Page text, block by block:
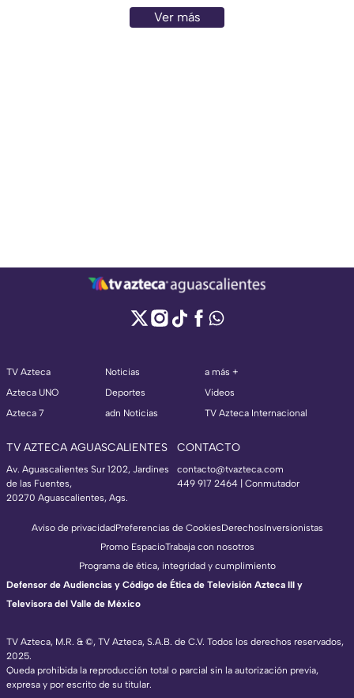
Ver más
TV Azteca
Azteca UNO
Azteca 7
Noticias
Deportes
adn Noticias
a más +
Videos
TV Azteca Internacional
TV AZTECA AGUASCALIENTES
Av. Aguascalientes Sur 1202, Jardines
de las Fuentes,
20270 Aguascalientes, Ags.
CONTACTO
contacto@tvazteca.com
449 917 2464 | Conmutador
TV Azteca, M.R. & ©, TV Azteca, S.A.B. de C.V. Todos los derechos reservados,
2025.
Queda prohibida la reproducción total o parcial sin la autorización previa,
expresa y por escrito de su titular.
Aviso de privacidadPreferencias de CookiesDerechosInversionistas
Promo EspacioTrabaja con nosotros
Programa de ética, integridad y cumplimiento
Defensor de Audiencias y Código de Ética de Televisión Azteca III y
Televisora del Valle de México